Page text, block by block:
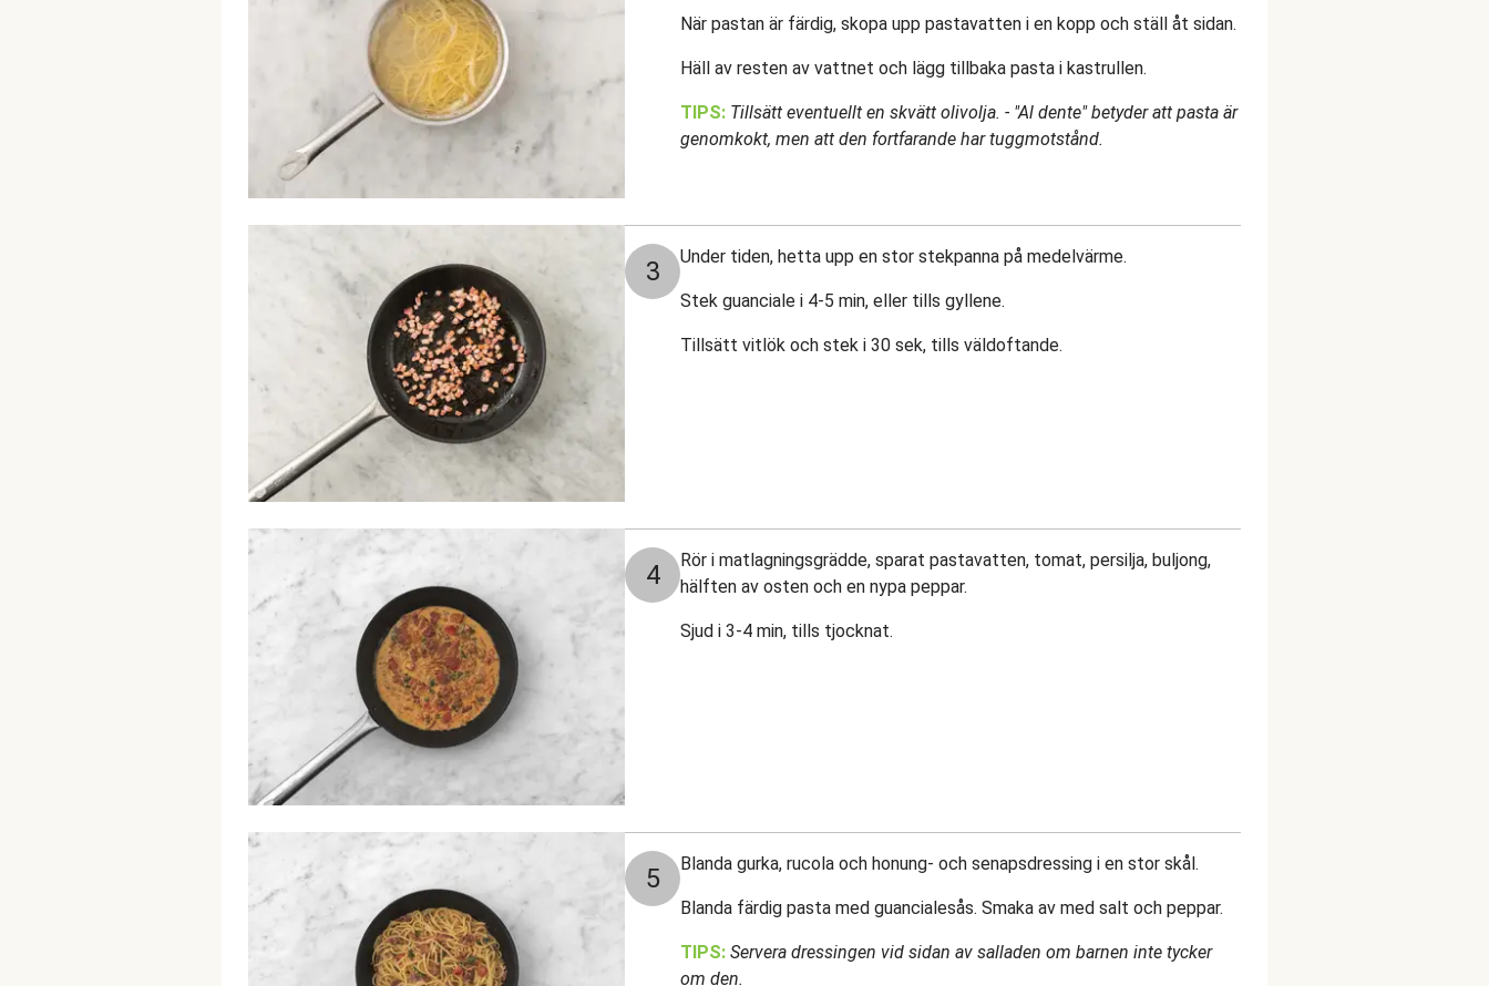
När pastan är färdig, skopa upp pastavatten i en kopp och ställ åt sidan.
Häll av resten av vattnet och lägg tillbaka pasta i kastrullen.
TIPS: Tillsätt eventuellt en skvätt olivolja. - "Al dente" betyder att pasta är
genomkokt, men att den fortfarande har tuggmotstånd.
3 Under tiden, hetta upp en stor stekpanna på medelvärme.
Stek guanciale i 4-5 min, eller tills gyllene.
Tillsätt vitlök och stek i 30 sek, tills väldoftande.
4
Rör i matlagningsgrädde, sparat pastavatten, tomat, persilja, buljong,
hälften av osten och en nypa peppar.
Sjud i 3-4 min, tills tjocknat.
5 Blanda gurka, rucola och honung- och senapsdressing i en stor skål.
Blanda färdig pasta med guancialesås. Smaka av med salt och peppar.
TIPS: Servera dressingen vid sidan av salladen om barnen inte tycker
om den.